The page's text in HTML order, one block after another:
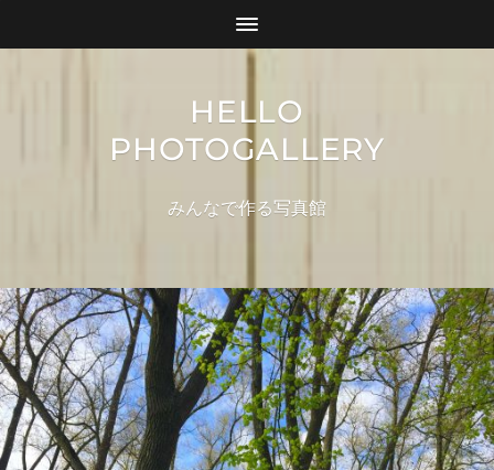
HELLO
PHOTOGALLERY
みんなで作る写真館